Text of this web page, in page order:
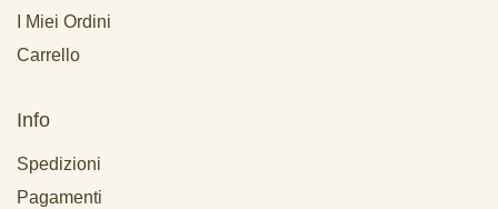
I Miei Ordini
Carrello
Info
Spedizioni
Pagamenti